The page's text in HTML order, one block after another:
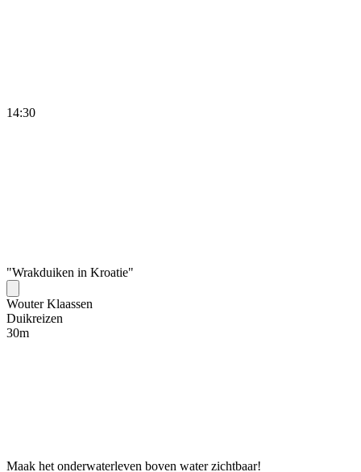
14:30
"Wrakduiken in Kroatie"
Wouter Klaassen
Duikreizen
30m
Maak het onderwaterleven boven water zichtbaar!